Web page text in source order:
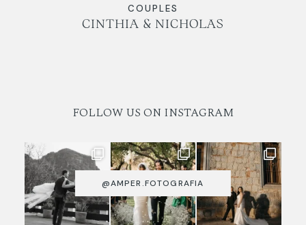
COUPLES
CINTHIA & NICHOLAS
FOLLOW US ON INSTAGRAM
@AMPER.FOTOGRAFIA